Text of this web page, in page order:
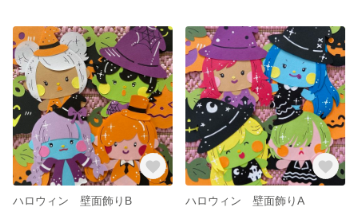
ハロウィン 壁面飾りB
ハロウィン 壁面飾りA